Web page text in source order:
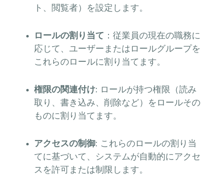
ト、閲覧者）を設定します。
ロールの割り当て ：従業員の現在の職務に
応じて、ユーザーまたはロールグループを
これらのロールに割り当てます。
権限の関連付け: ロールが持つ権限（読み
取り、書き込み、削除など）をロールその
ものに割り当てます。
アクセスの制御: これらのロールの割り当
てに基づいて、システムが自動的にアクセ
スを許可または制限します。